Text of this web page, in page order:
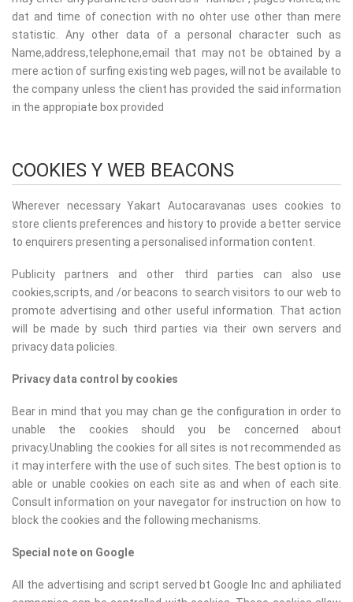
dat and time of conection with no ohter use other than mere
statistic. Any other data of a personal character such as
Name,address,telephone,email that may not be obtained by a
mere action of surfing existing web pages, will not be available to
the company unless the client has provided the said information
in the appropiate box provided
COOKIES Y WEB BEACONS
Wherever necessary Yakart Autocaravanas uses cookies to
store clients preferences and history to provide a better service
to enquirers presenting a personalised information content.
Publicity partners and other third parties can also use
cookies,scripts, and /or beacons to search visitors to our web to
promote advertising and other useful information. That action
will be made by such third parties via their own servers and
privacy data policies.
Privacy data control by cookies
Bear in mind that you may chan ge the configuration in order to
unable the cookies should you be concerned about
privacy.Unabling the cookies for all sites is not recommended as
it may interfere with the use of such sites. The best option is to
able or unable cookies on each site as and when of each site.
Consult information on your navegator for instruction on how to
block the cookies and the following mechanisms.
Special note on Google
All the advertising and script served bt Google Inc and aphiliated